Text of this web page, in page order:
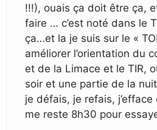
!!!), ouais ça doit être ça,
faire … c’est noté dans le
ça…et la je suis sur le «
améliorer l’orientation du
et de la Limace et le TIR,
soir et une partie de la
je défais, je refais,
me reste 8h30 pour